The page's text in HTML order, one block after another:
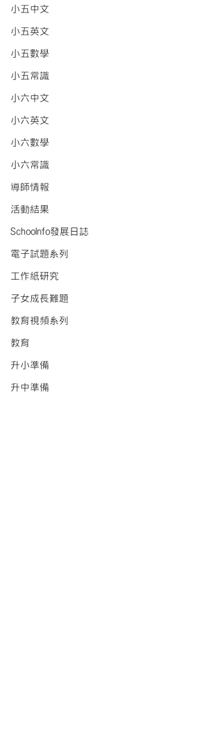
小五中文
小五英文
小五數學
小五常識
小六中文
小六英文
小六數學
小六常識
導師情報
活動結果
Schoolnfo發展日誌
電子試題系列
工作紙研究
子女成長難題
教育視頻系列
教育
升小準備
升中準備